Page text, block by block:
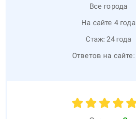
Все города
На сайте 4 года
Стаж: 24 года
Ответов на сайте: